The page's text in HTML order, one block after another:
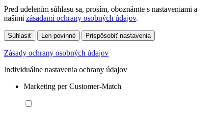
Pred udelením súhlasu sa, prosím, oboznámte s nastaveniami a
našimi zásadami ochrany osobných údajov.
Súhlasiť Len povinné Prispôsobiť nastavenia
Zásady ochrany osobných údajov
Individuálne nastavenia ochrany údajov
Marketing per Customer-Match